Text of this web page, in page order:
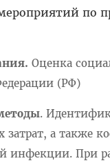
по
Оценка
(РФ)
.
а также
инфекции. При